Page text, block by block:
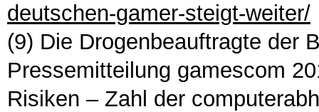
deutschen-gamer-steigt-weiter/
(9) Die Drogenbeauftragte der
Pressemitteilung gamescom
Risiken – Zahl der